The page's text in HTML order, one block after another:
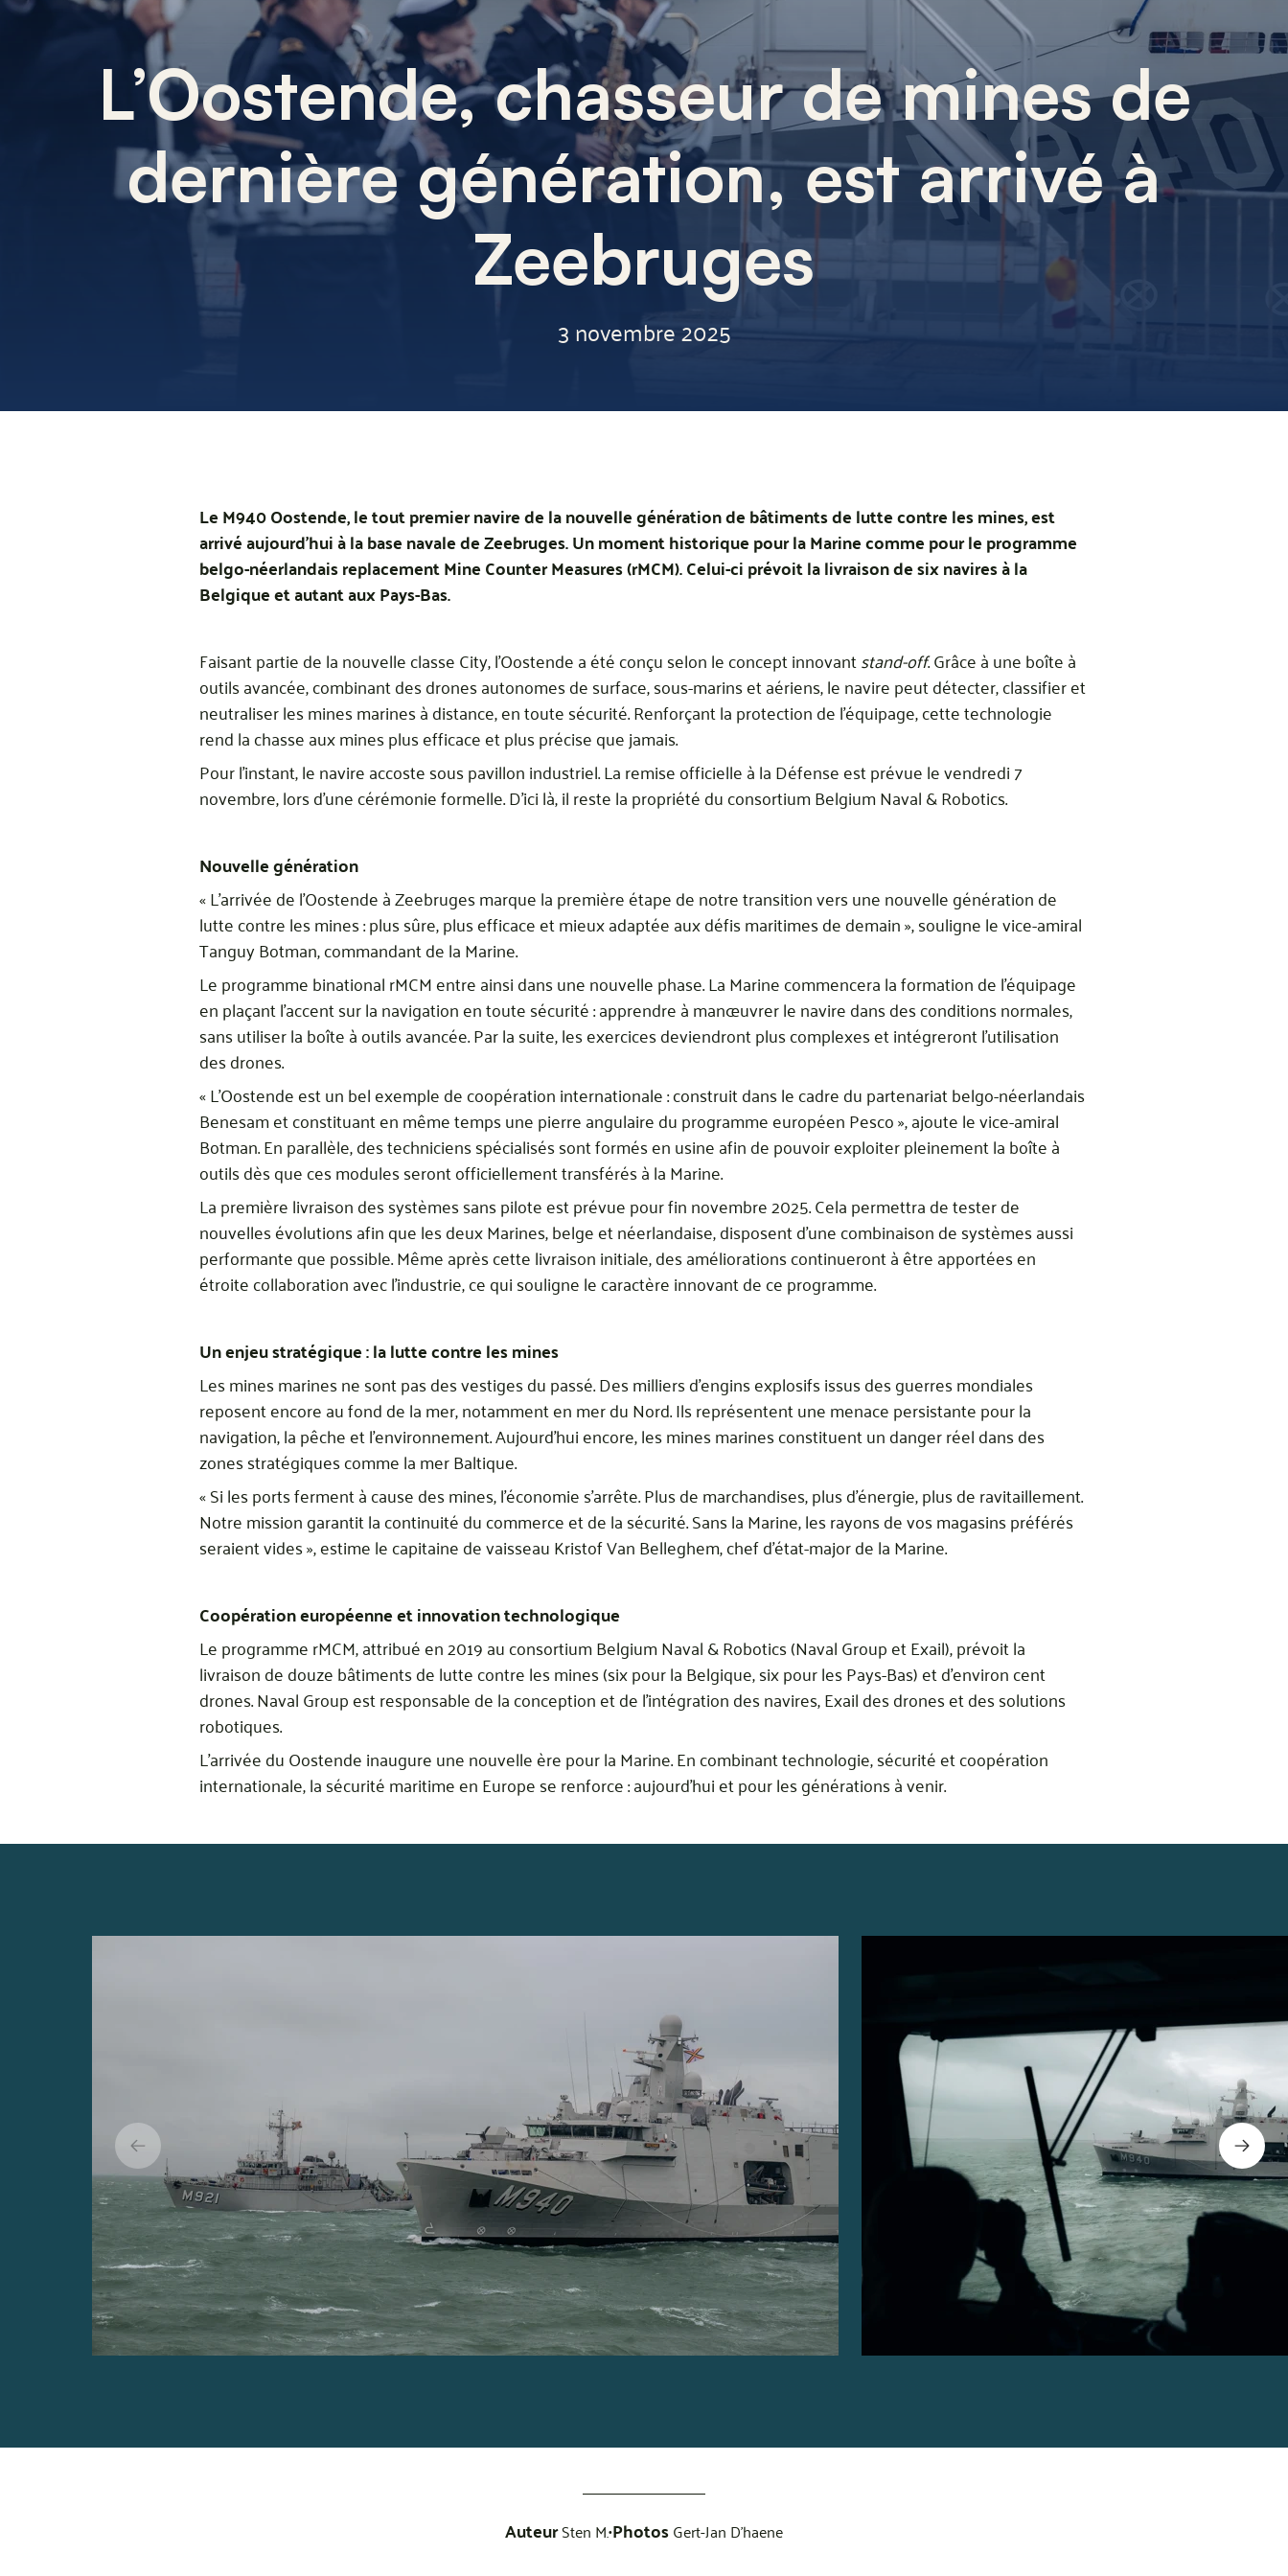
L’Oostende, chasseur de mines de
dernière génération, est arrivé à
Zeebruges
3 novembre 2025
Le M940 Oostende, le tout premier navire de la nouvelle génération de bâtiments de lutte contre les mines, est
arrivé aujourd’hui à la base navale de Zeebruges. Un moment historique pour la Marine comme pour le programme
belgo-néerlandais replacement Mine Counter Measures (rMCM). Celui-ci prévoit la livraison de six navires à la
Belgique et autant aux Pays-Bas.
Faisant partie de la nouvelle classe City, l’Oostende a été conçu selon le concept innovantstand-off. Grâce à une boîte à
outils avancée, combinant des drones autonomes de surface, sous-marins et aériens, le navire peut détecter, classifier et
neutraliser les mines marines à distance, en toute sécurité. Renforçant la protection de l’équipage, cette technologie
rend la chasse aux mines plus efficace et plus précise que jamais.
Pour l’instant, le navire accoste sous pavillon industriel. La remise officielle à la Défense est prévue le vendredi 7
novembre, lors d’une cérémonie formelle. D’ici là, il reste la propriété du consortium Belgium Naval & Robotics.
Nouvelle génération
« L’arrivée de l’Oostende à Zeebruges marque la première étape de notre transition vers une nouvelle génération de
lutte contre les mines : plus sûre, plus efficace et mieux adaptée aux défis maritimes de demain », souligne le vice-amiral
Tanguy Botman, commandant de la Marine.
Le programme binational rMCM entre ainsi dans une nouvelle phase. La Marine commencera la formation de l’équipage
en plaçant l’accent sur la navigation en toute sécurité : apprendre à manœuvrer le navire dans des conditions normales,
sans utiliser la boîte à outils avancée. Par la suite, les exercices deviendront plus complexes et intégreront l’utilisation
des drones.
« L’Oostende est un bel exemple de coopération internationale : construit dans le cadre du partenariat belgo-néerlandais
Benesam et constituant en même temps une pierre angulaire du programme européen Pesco », ajoute le vice-amiral
Botman. En parallèle, des techniciens spécialisés sont formés en usine afin de pouvoir exploiter pleinement la boîte à
outils dès que ces modules seront officiellement transférés à la Marine.
La première livraison des systèmes sans pilote est prévue pour fin novembre 2025. Cela permettra de tester de
nouvelles évolutions afin que les deux Marines, belge et néerlandaise, disposent d’une combinaison de systèmes aussi
performante que possible. Même après cette livraison initiale, des améliorations continueront à être apportées en
étroite collaboration avec l’industrie, ce qui souligne le caractère innovant de ce programme.
Un enjeu stratégique : la lutte contre les mines
Les mines marines ne sont pas des vestiges du passé. Des milliers d’engins explosifs issus des guerres mondiales
reposent encore au fond de la mer, notamment en mer du Nord. Ils représentent une menace persistante pour la
navigation, la pêche et l’environnement. Aujourd’hui encore, les mines marines constituent un danger réel dans des
zones stratégiques comme la mer Baltique.
« Si les ports ferment à cause des mines, l’économie s’arrête. Plus de marchandises, plus d’énergie, plus de ravitaillement.
Notre mission garantit la continuité du commerce et de la sécurité. Sans la Marine, les rayons de vos magasins préférés
seraient vides », estime le capitaine de vaisseau Kristof Van Belleghem, chef d’état-major de la Marine.
Coopération européenne et innovation technologique
Le programme rMCM, attribué en 2019 au consortium Belgium Naval & Robotics (Naval Group et Exail), prévoit la
livraison de douze bâtiments de lutte contre les mines (six pour la Belgique, six pour les Pays-Bas) et d’environ cent
drones. Naval Group est responsable de la conception et de l’intégration des navires, Exail des drones et des solutions
robotiques.
L’arrivée du Oostende inaugure une nouvelle ère pour la Marine. En combinant technologie, sécurité et coopération
internationale, la sécurité maritime en Europe se renforce : aujourd’hui et pour les générations à venir.
AuteurSten M.•PhotosGert-Jan D'haene